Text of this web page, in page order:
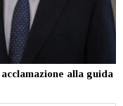
alla guida